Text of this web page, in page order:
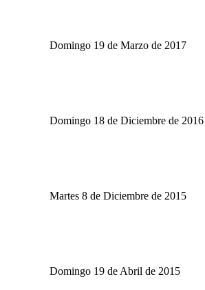
Domingo 19 de Marzo de 2017
Domingo 18 de Diciembre de 2016
Martes 8 de Diciembre de 2015
Domingo 19 de Abril de 2015